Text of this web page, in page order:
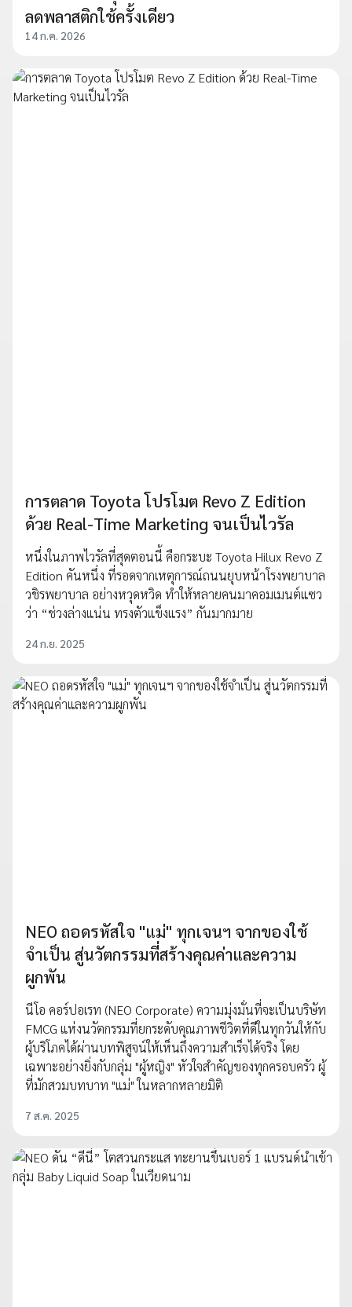
ลดพลาสติกใช้ครั้งเดียว
14 ก.ค. 2026
การตลาด Toyota โปรโมต Revo Z Edition
ด้วย Real-Time Marketing จนเป็นไวรัล
หนึ่งในภาพไวรัลที่สุดตอนนี้ คือกระบะ Toyota Hilux Revo Z
Edition คันหนึ่ง ที่รอดจากเหตุการณ์ถนนยุบหน้าโรงพยาบาล
วชิรพยาบาล อย่างหวุดหวิด ทำให้หลายคนมาคอมเมนต์แซว
ว่า “ช่วงล่างแน่น ทรงตัวแข็งแรง” กันมากมาย
24 ก.ย. 2025
NEO ถอดรหัสใจ "แม่" ทุกเจนฯ จากของใช้
จำเป็น สู่นวัตกรรมที่สร้างคุณค่าและความ
ผูกพัน
นีโอ คอร์ปอเรท (NEO Corporate) ความมุ่งมั่นที่จะเป็นบริษัท
FMCG แห่งนวัตกรรมที่ยกระดับคุณภาพชีวิตที่ดีในทุกวันให้กับ
ผู้บริโภคได้ผ่านบทพิสูจน์ให้เห็นถึงความสำเร็จได้จริง โดย
เฉพาะอย่างยิ่งกับกลุ่ม "ผู้หญิง" หัวใจสำคัญของทุกครอบครัว ผู้
ที่มักสวมบทบาท "แม่" ในหลากหลายมิติ
7 ส.ค. 2025